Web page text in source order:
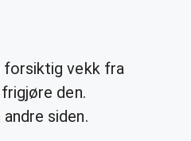
forsiktig vekk fra
den.
andre siden.